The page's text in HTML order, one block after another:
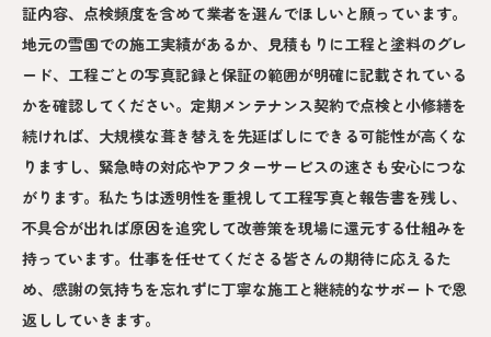
証内容、点検頻度を含めて業者を選んでほしいと願っています。
地元の雪国での施工実績があるか、見積もりに工程と塗料のグレ
ード、工程ごとの写真記録と保証の範囲が明確に記載されている
かを確認してください。定期メンテナンス契約で点検と小修繕を
続ければ、大規模な葺き替えを先延ばしにできる可能性が高くな
りますし、緊急時の対応やアフターサービスの速さも安心につな
がります。私たちは透明性を重視して工程写真と報告書を残し、
不具合が出れば原因を追究して改善策を現場に還元する仕組みを
持っています。仕事を任せてくださる皆さんの期待に応えるた
め、感謝の気持ちを忘れずに丁寧な施工と継続的なサポートで恩
返ししていきます。